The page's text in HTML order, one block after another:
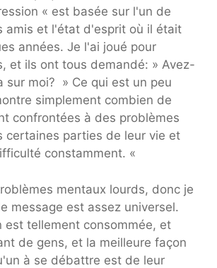
« est basée sur l'un de
amis et l'état d'esprit où il était
années. Je l'ai joué pour
et ils ont tous demandé: » Avez-
sur moi? » Ce qui est un peu
simplement combien de
confrontées à des problèmes
certaines parties de leur vie et
constamment. «
mentaux lourds, donc je
message est assez universel.
est tellement consommée, et
de gens, et la meilleure façon
à se débattre est de leur